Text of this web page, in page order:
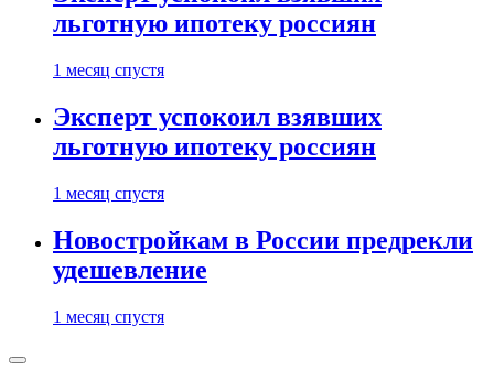
льготную ипотеку россиян
1 месяц спустя
Эксперт успокоил взявших
льготную ипотеку россиян
1 месяц спустя
Новостройкам в России предрекли
удешевление
1 месяц спустя